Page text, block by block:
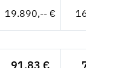
19.890,-- €